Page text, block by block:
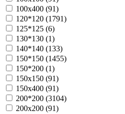
100х400 (91)
120*120 (1791)
125*125 (6)
130*130 (1)
140*140 (133)
150*150 (1455)
150*200 (1)
150х150 (91)
150х400 (91)
200*200 (3104)
200х200 (91)